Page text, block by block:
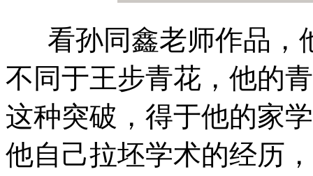
看孙同鑫老师作品，
不同于王步青花，他的
这种突破，得于他的家
他自己拉坯学术的经历